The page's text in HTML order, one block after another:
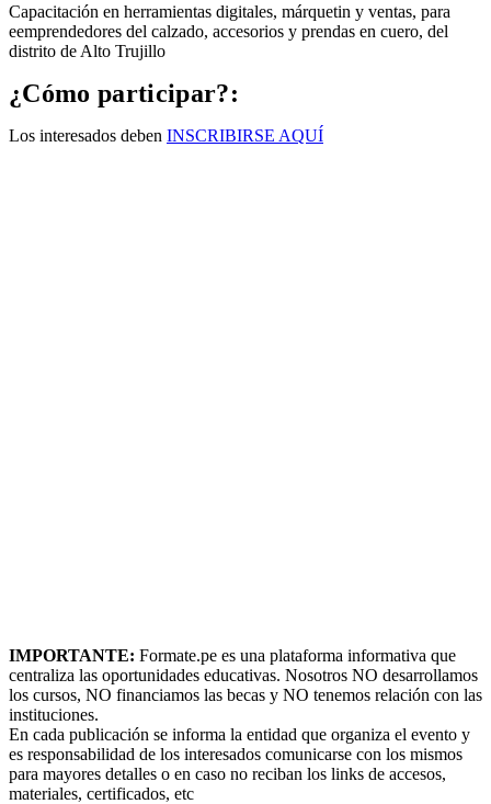
Capacitación en herramientas digitales, márquetin y ventas, para
eemprendedores del calzado, accesorios y prendas en cuero, del
distrito de Alto Trujillo
¿Cómo participar?:
Los interesados deben INSCRIBIRSE AQUÍ
IMPORTANTE: Formate.pe es una plataforma informativa que
centraliza las oportunidades educativas. Nosotros NO desarrollamos
los cursos, NO financiamos las becas y NO tenemos relación con las
instituciones.
En cada publicación se informa la entidad que organiza el evento y
es responsabilidad de los interesados comunicarse con los mismos
para mayores detalles o en caso no reciban los links de accesos,
materiales, certificados, etc